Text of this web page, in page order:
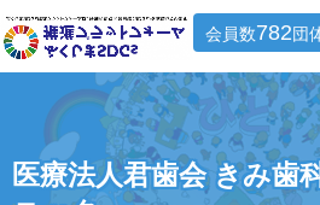
会員数782団
医療法人君歯会 きみ歯